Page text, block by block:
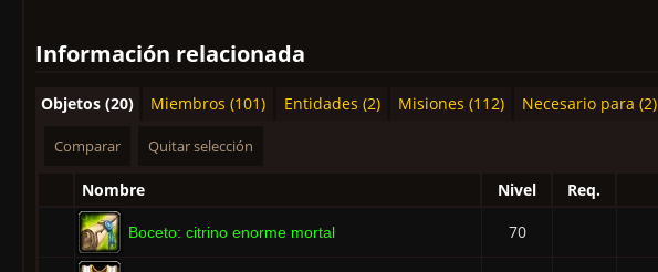
Información relacionada
Objetos (20) Miembros (101) Entidades (2) Misiones (112) Necesario para (2)
Nombre Nivel Req.
Boceto: citrino enorme mortal 70